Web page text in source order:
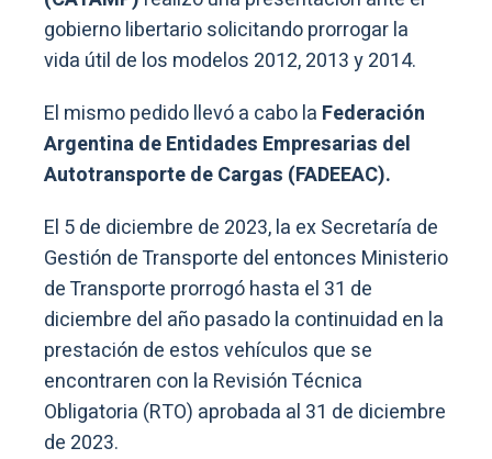
gobierno libertario solicitando prorrogar la
vida útil de los modelos 2012, 2013 y 2014.
El mismo pedido llevó a cabo la Federación
Argentina de Entidades Empresarias del
Autotransporte de Cargas (FADEEAC).
El 5 de diciembre de 2023, la ex Secretaría de
Gestión de Transporte del entonces Ministerio
de Transporte prorrogó hasta el 31 de
diciembre del año pasado la continuidad en la
prestación de estos vehículos que se
encontraren con la Revisión Técnica
Obligatoria (RTO) aprobada al 31 de diciembre
de 2023.